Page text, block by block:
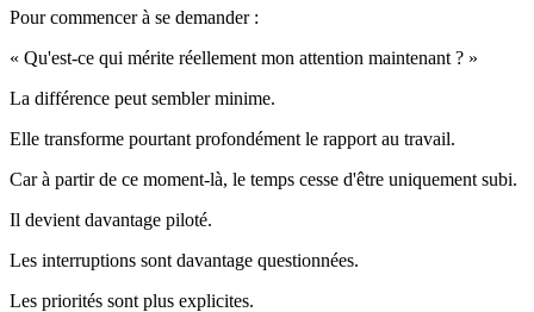
Pour commencer à se demander :
« Qu'est-ce qui mérite réellement mon attention maintenant ? »
La différence peut sembler minime.
Elle transforme pourtant profondément le rapport au travail.
Car à partir de ce moment-là, le temps cesse d'être uniquement subi.
Il devient davantage piloté.
Les interruptions sont davantage questionnées.
Les priorités sont plus explicites.